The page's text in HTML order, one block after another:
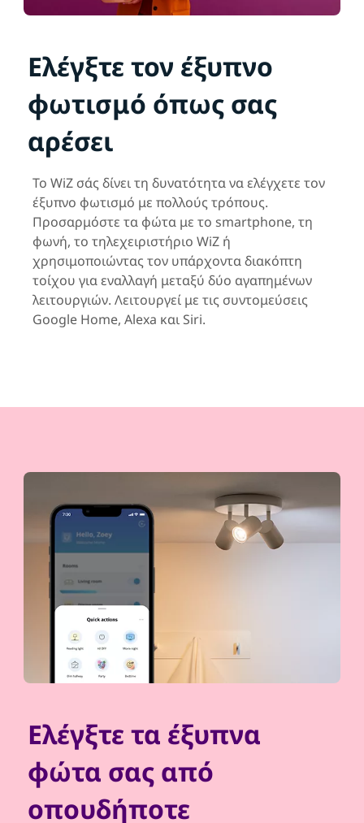
Ελέγξτε τον έξυπνο
φωτισμό όπως σας
αρέσει
Το WiZ σάς δίνει τη δυνατότητα να ελέγχετε τον
έξυπνο φωτισμό με πολλούς τρόπους.
Προσαρμόστε τα φώτα με το smartphone, τη
φωνή, το τηλεχειριστήριο WiZ ή
χρησιμοποιώντας τον υπάρχοντα διακόπτη
τοίχου για εναλλαγή μεταξύ δύο αγαπημένων
λειτουργιών. Λειτουργεί με τις συντομεύσεις
Google Home, Alexa και Siri.
Ελέγξτε τα έξυπνα
φώτα σας από
οπουδήποτε